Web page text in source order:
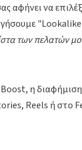
αφήνει να
των πελατών
η διαφήμιση
Reels ή στο